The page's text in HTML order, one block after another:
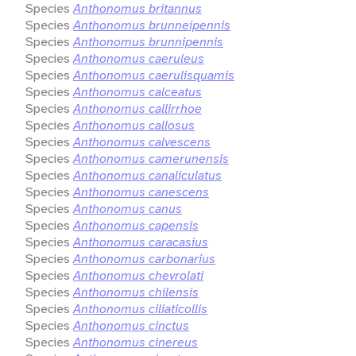
Species Anthonomus britannus
Species Anthonomus brunneipennis
Species Anthonomus brunnipennis
Species Anthonomus caeruleus
Species Anthonomus caerulisquamis
Species Anthonomus calceatus
Species Anthonomus callirrhoe
Species Anthonomus callosus
Species Anthonomus calvescens
Species Anthonomus camerunensis
Species Anthonomus canaliculatus
Species Anthonomus canescens
Species Anthonomus canus
Species Anthonomus capensis
Species Anthonomus caracasius
Species Anthonomus carbonarius
Species Anthonomus chevrolati
Species Anthonomus chilensis
Species Anthonomus ciliaticollis
Species Anthonomus cinctus
Species Anthonomus cinereus